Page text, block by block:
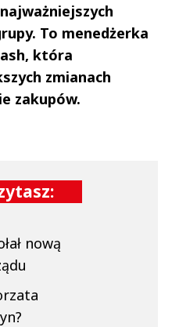
To menedżerka
która
zmianach
zakupów.
nową